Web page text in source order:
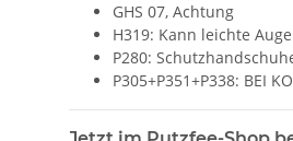
GHS 07, Achtung
H319: Kann leichte
P280:
P305+P351+P338: BEI